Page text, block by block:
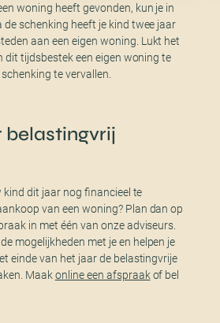
woning heeft gevonden, kun je in
de schenking heeft je kind twee jaar
aan een eigen woning. Lukt het
dit tijdsbestek een eigen woning te
te vervallen.
belastingvrij
kind dit jaar nog financieel te
van een woning? Plan dan op
in met één van onze adviseurs.
mogelijkheden met je en helpen je
einde van het jaar de belastingvrije
Maakonline een afspraakof bel